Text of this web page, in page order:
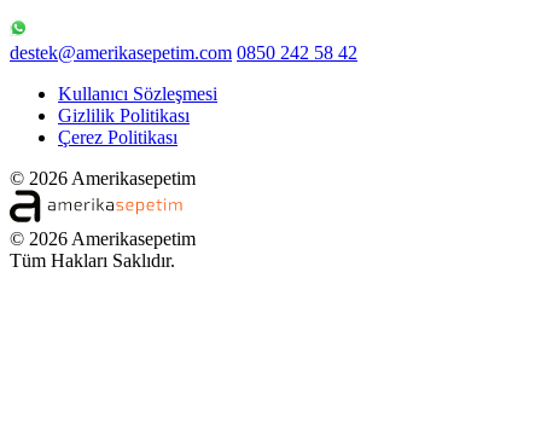
destek@amerikasepetim.com 0850 242 58 42
Kullanıcı Sözleşmesi
Gizlilik Politikası
Çerez Politikası
© 2026 Amerikasepetim
© 2026 Amerikasepetim
Tüm Hakları Saklıdır.